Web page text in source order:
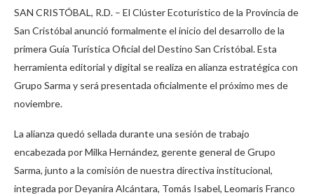
SAN CRISTÓBAL, R.D. – El Clúster Ecoturístico de la Provincia de
San Cristóbal anunció formalmente el inicio del desarrollo de la
primera Guía Turística Oficial del Destino San Cristóbal. Esta
herramienta editorial y digital se realiza en alianza estratégica con
Grupo Sarma y será presentada oficialmente el próximo mes de
noviembre.
La alianza quedó sellada durante una sesión de trabajo
encabezada por Milka Hernández, gerente general de Grupo
Sarma, junto a la comisión de nuestra directiva institucional,
integrada por Deyanira Alcántara, Tomás Isabel, Leomaris Franco